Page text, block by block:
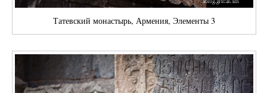
Татевский монастырь, Армения, Элементы 3